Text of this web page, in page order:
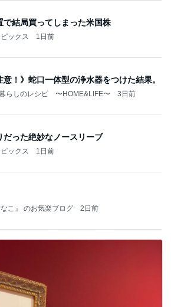
で結局買ってしまった米国株
ックス 1日前
意！》蛇口一体型の浄水器をつけた結果。
らしのレシピ 〜HOME&LIFE〜 3日前
だった絶妙なノースリーブ
ックス 1日前
こ』 のお気楽ブログ 2日前